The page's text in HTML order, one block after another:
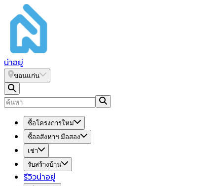
น่าอยู่
ขอนแก่น
ซื้อโครงการใหม่
ซื้ออสังหาฯ มือสอง
เช่า
รับสร้างบ้าน
รีวิวน่าอยู่